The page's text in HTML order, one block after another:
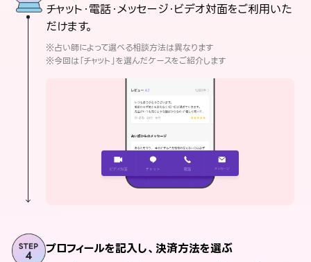
チャット・電話・メッセージ・ビデオ対面をご利用いた
だけます。
※占い師によって選べる相談方法は異なります
※今回は「チャット」を選んだケースをご紹介します
プロフィールを記入し、決済方法を選ぶ